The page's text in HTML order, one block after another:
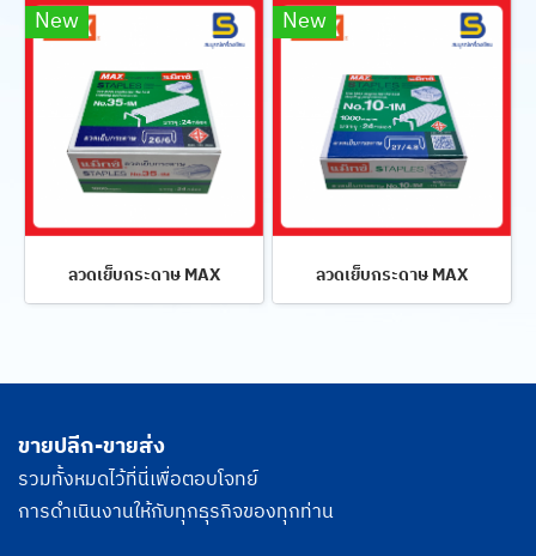
New
ลวดเย็บกระดาษ MAX
New
ลวดเย็บกระดาษ MAX
ขายปลีก-ขายส่ง
รวมทั้งหมดไว้ที่นี่เพื่อตอบโจทย์
การดำเนินงานให้กับทุกธุรกิจของทุกท่าน